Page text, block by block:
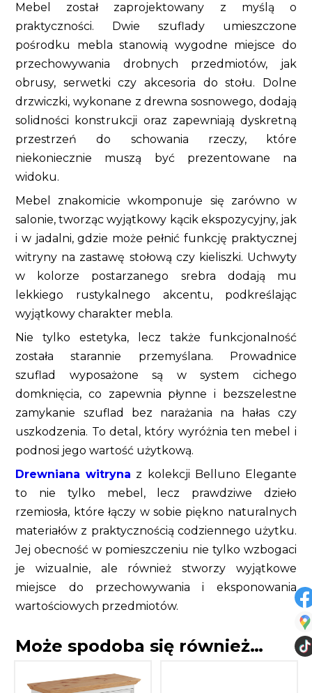
Mebel został zaprojektowany z myślą o
praktyczności. Dwie szuflady umieszczone
pośrodku mebla stanowią wygodne miejsce do
przechowywania drobnych przedmiotów, jak
obrusy, serwetki czy akcesoria do stołu. Dolne
drzwiczki, wykonane z drewna sosnowego, dodają
solidności konstrukcji oraz zapewniają dyskretną
przestrzeń do schowania rzeczy, które
niekoniecznie muszą być prezentowane na
widoku.
Mebel znakomicie wkomponuje się zarówno w
salonie, tworząc wyjątkowy kącik ekspozycyjny, jak
i w jadalni, gdzie może pełnić funkcję praktycznej
witryny na zastawę stołową czy kieliszki. Uchwyty
w kolorze postarzanego srebra dodają mu
lekkiego rustykalnego akcentu, podkreślając
wyjątkowy charakter mebla.
Nie tylko estetyka, lecz także funkcjonalność
została starannie przemyślana. Prowadnice
szuflad wyposażone są w system cichego
domknięcia, co zapewnia płynne i bezszelestne
zamykanie szuflad bez narażania na hałas czy
uszkodzenia. To detal, który wyróżnia ten mebel i
podnosi jego wartość użytkową.
Drewniana witryna z kolekcji Belluno Elegante
to nie tylko mebel, lecz prawdziwe dzieło
rzemiosła, które łączy w sobie piękno naturalnych
materiałów z praktycznością codziennego użytku.
Jej obecność w pomieszczeniu nie tylko wzbogaci
je wizualnie, ale również stworzy wyjątkowe
miejsce do przechowywania i eksponowania
wartościowych przedmiotów.
Może spodoba się również…